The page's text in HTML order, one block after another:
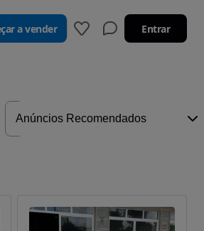
a vender Entrar